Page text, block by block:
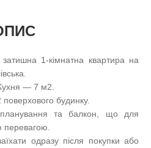
1-кімнатна квартира на
— 7 м2.
будинку.
та балкон, що для
одразу після покупки або